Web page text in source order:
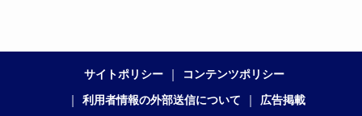
サイトポリシー コンテンツポリシー
利用者情報の外部送信について 広告掲載